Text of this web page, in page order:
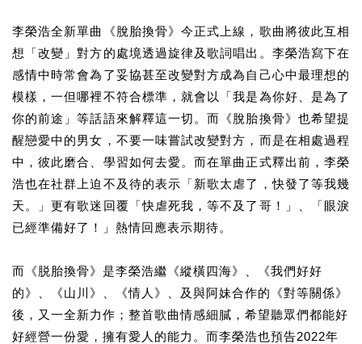
李榮浩全新單曲《脫胎換骨》今正式上線，歌曲將彼此互相
想「改變」對方的處境透過旋律及歌詞唱出。李榮浩寫下在
感情中時常會為了妥協甚至改變對方成為自己心中最理想的
模樣，一但哪裡不符合標準，就會以「我是為你好、是為了
你的前途」等話語來解釋這一切。而《脫胎換骨》也希望提
醒戀愛中的男女，不要一味嘗試改變對方，而是在相處過程
中，彼此磨合、學習如何去愛。而在單曲正式釋出前，李榮
浩也在社群上迫不及待的表示「新歌太虐了，快發了等我幾
天。」更有歌迷回覆「快虐死我，等不及了哥！」、「眼淚
已經準備好了！」熱情回應表示期待。
而《脱胎換骨》是李榮浩繼《縱橫四海》、《我們好好
的》、《山川》、《情人》、及與阿妹合作的《對等關係》
後，又一全新力作；整首歌曲情感細膩，希望聽眾們都能好
好經營一份愛，擁有愛人的能力。而李榮浩也預告2022年